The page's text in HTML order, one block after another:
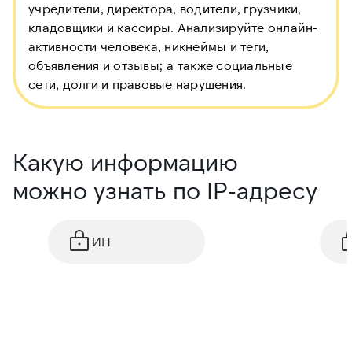
учредители, директора, водители, грузчики,
кладовщики и кассиры. Анализируйте онлайн-
активности человека, никнеймы и теги,
объявления и отзывы; а также социальные
сети, долги и правовые нарушения.
Какую информацию
можно узнать по IP-адресу
ИП